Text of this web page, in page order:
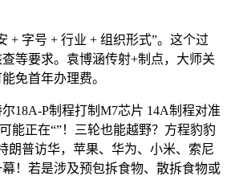
字号 + 行业 + 组织形式”。这个过
等要求。袁博涵传射+制点，大师关
免首年办理费。
P制程打制M7芯片 14A制程对准
能正在“”！三轮也能越野？方程豹豹
朗普访华，苹果、华为、小米、索尼
！若是涉及预包拆食物、散拆食物或